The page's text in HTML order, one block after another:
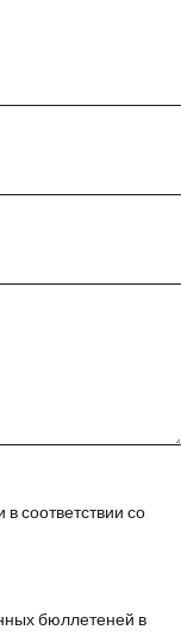
соответствии со
бюллетеней в